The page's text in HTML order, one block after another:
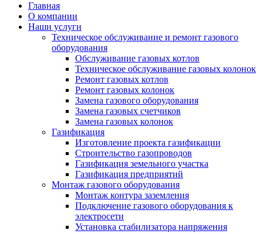
Главная
О компании
Наши услуги
Техническое обслуживание и ремонт газового
оборудования
Обслуживание газовых котлов
Техническое обслуживание газовых колонок
Ремонт газовых котлов
Ремонт газовых колонок
Замена газового оборудования
Замена газовых счетчиков
Замена газовых колонок
Газификация
Изготовление проекта газификации
Строительство газопроводов
Газификация земельного участка
Газификация предприятий
Монтаж газового оборудования
Монтаж контура заземления
Подключение газового оборудования к
электросети
Установка стабилизатора напряжения